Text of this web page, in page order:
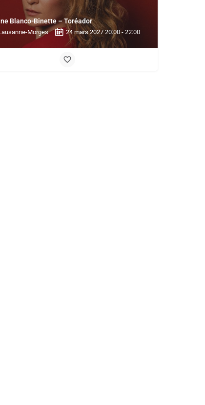
Blanco-Binette – Toréador
Morges 24 mars 2027 20:00 - 22:00